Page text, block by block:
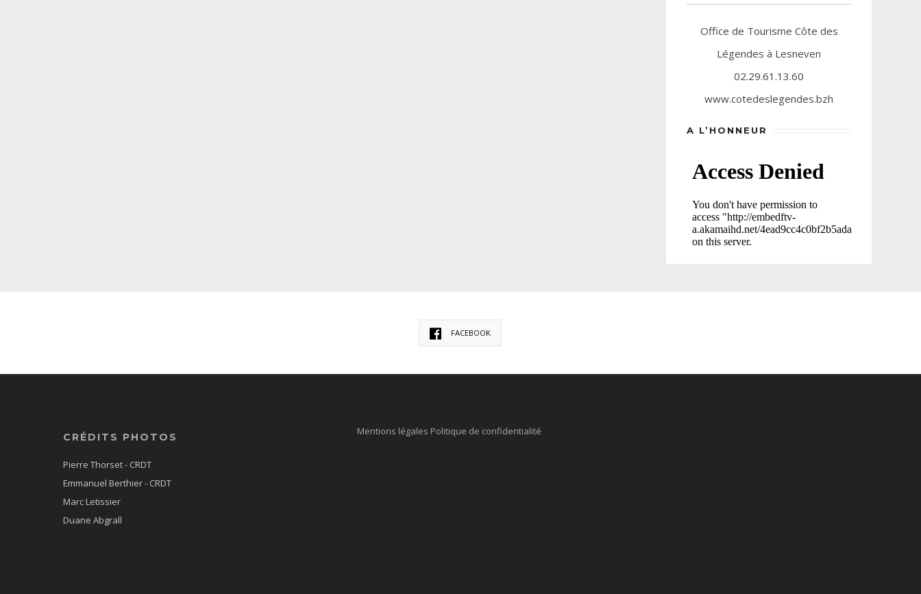
Office de Tourisme Côte des
Légendes à Lesneven
02.29.61.13.60
www.cotedeslegendes.bzh
A L’HONNEUR
FACEBOOK
CRÉDITS PHOTOS
Pierre Thorset - CRDT
Emmanuel Berthier - CRDT
Marc Letissier
Duane Abgrall
Mentions légales Politique de confidentialité